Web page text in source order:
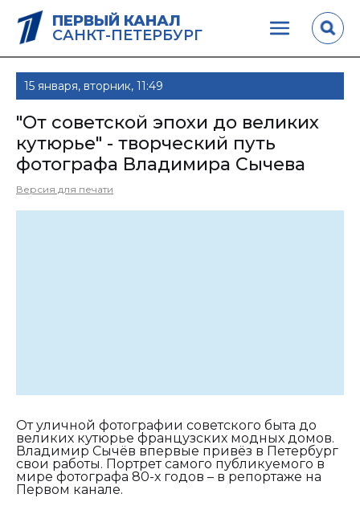
ПЕРВЫЙ КАНАЛ
САНКТ-ПЕТЕРБУРГ
15 января, вторник, 11:49
"От советской эпохи до великих
кутюрье" - творческий путь
фотографа Владимира Сычева
Версия для печати
От уличной фотографии советского быта до
великих кутюрье французских модных домов.
Владимир Сычёв впервые привёз в Петербург
свои работы. Портрет самого публикуемого в
мире фотографа 80-х годов – в репортаже на
Первом канале.